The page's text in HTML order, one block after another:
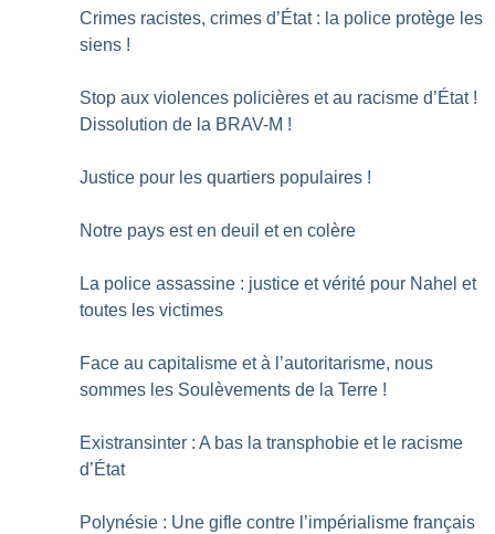
Crimes racistes, crimes d’État : la police protège les
siens !
Stop aux violences policières et au racisme d’État !
Dissolution de la BRAV-M !
Justice pour les quartiers populaires !
Notre pays est en deuil et en colère
La police assassine : justice et vérité pour Nahel et
toutes les victimes
Face au capitalisme et à l’autoritarisme, nous
sommes les Soulèvements de la Terre !
Existransinter : A bas la transphobie et le racisme
d’État
Polynésie : Une gifle contre l’impérialisme français